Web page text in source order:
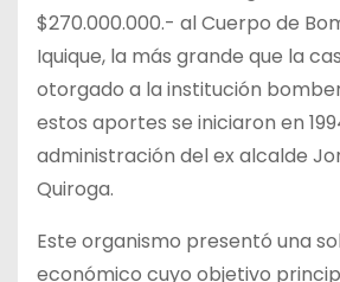
$270.000.000.- al Cuerpo de
Iquique, la más grande que la
otorgado a la institución
estos aportes se iniciaron en
administración del ex alcalde
Quiroga.
Este organismo presentó una
económico cuyo objetivo